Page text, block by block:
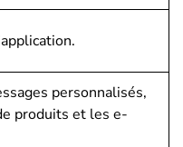
personnalisés,
produits et les e-